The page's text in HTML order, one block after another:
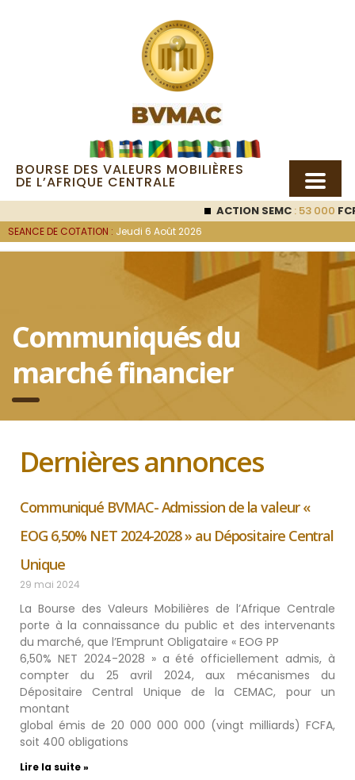
BOURSE DES VALEURS MOBILIÈRES
DE L’AFRIQUE CENTRALE
ACTION SEMC: 53 000FCFA
SEANCE DE COTATION : Jeudi 6 Août 2026
Communiqués du
marché financier
Dernières annonces
Communiqué BVMAC- Admission de la valeur «
EOG 6,50% NET 2024-2028 » au Dépositaire Central
Unique
29 mai 2024
La Bourse des Valeurs Mobilières de l’Afrique Centrale
porte à la connaissance du public et des intervenants
du marché, que l’Emprunt Obligataire « EOG PP
6,50% NET 2024-2028 » a été officiellement admis, à
compter du 25 avril 2024, aux mécanismes du
Dépositaire Central Unique de la CEMAC, pour un
montant
global émis de 20 000 000 000 (vingt milliards) FCFA,
soit 400 obligations
Lire la suite »